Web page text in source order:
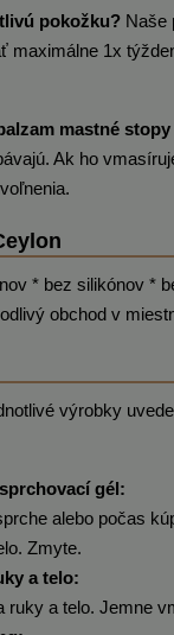
pokožku? Naše
maximálne 1x
mastné
Ak ho
* bez silikónov *
obchod v
výrobky
gél:
alebo počas
Zmyte.
a telo:
ruky a telo. Jemne